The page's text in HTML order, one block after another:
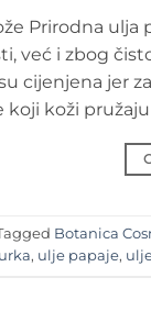
Prirodna
već i zbog
cijenjena jer
koji koži
Botanica
, ulje papaje,